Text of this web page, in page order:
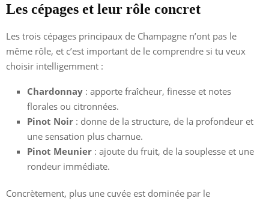
Les cépages et leur rôle concret
Les trois cépages principaux de Champagne n’ont pas le
même rôle, et c’est important de le comprendre si tu veux
choisir intelligemment :
Chardonnay : apporte fraîcheur, finesse et notes
florales ou citronnées.
Pinot Noir : donne de la structure, de la profondeur et
une sensation plus charnue.
Pinot Meunier : ajoute du fruit, de la souplesse et une
rondeur immédiate.
Concrètement, plus une cuvée est dominée par le